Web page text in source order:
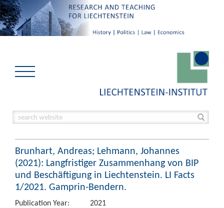
Brunhart, Andreas; Lehmann, Johannes
(2021): Langfristiger Zusammenhang von BIP
und Beschäftigung in Liechtenstein. LI Facts
1/2021. Gamprin-Bendern.
Publication Year:
2021